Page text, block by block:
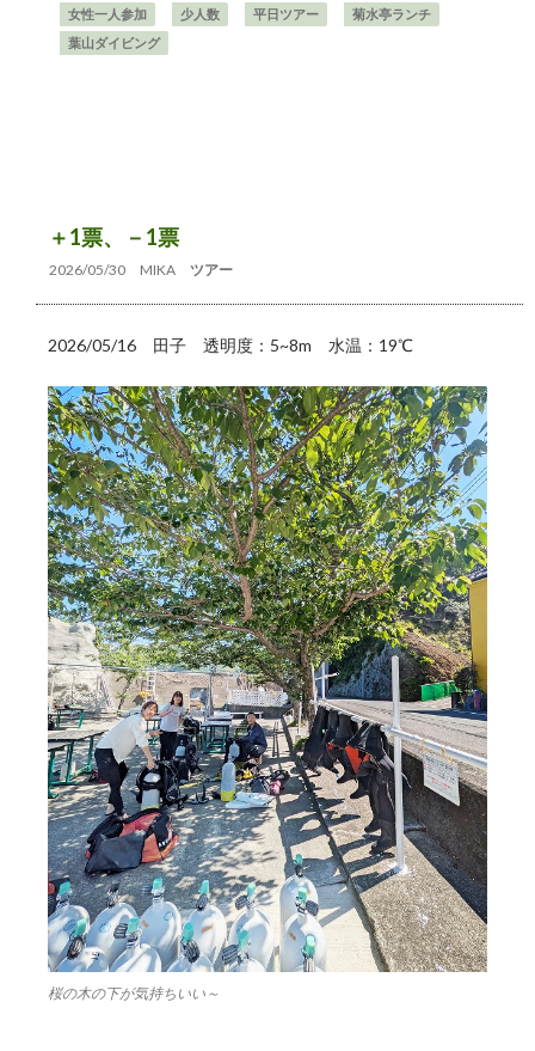
女性一人参加 少人数 平日ツアー
菊水亭ランチ
葉山ダイビング
＋1票、－1票
2026/05/30 MIKA ツアー
2026/05/16 田子 透明度：5~8m 水温：19℃
桜の木の下が気持ちいい～